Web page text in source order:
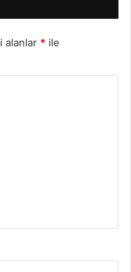
alanlar * ile